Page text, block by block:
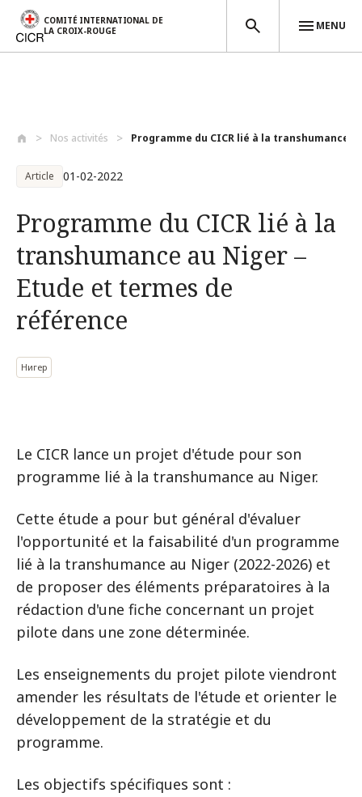
COMITÉ INTERNATIONAL DE
LA CROIX-ROUGE
MENU
Nos activités Programme du CICR lié à la transhumance ...
Article 01-02-2022
Programme du CICR lié à la
transhumance au Niger –
Etude et termes de
référence
Нигер
Le CICR lance un projet d'étude pour son
programme lié à la transhumance au Niger.
Cette étude a pour but général d'évaluer
l'opportunité et la faisabilité d'un programme
lié à la transhumance au Niger (2022-2026) et
de proposer des éléments préparatoires à la
rédaction d'une fiche concernant un projet
pilote dans une zone déterminée.
Les enseignements du projet pilote viendront
amender les résultats de l'étude et orienter le
développement de la stratégie et du
programme.
Les objectifs spécifiques sont :